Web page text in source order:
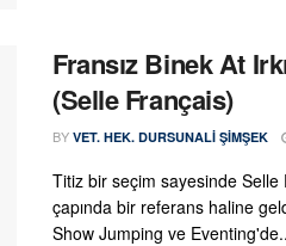
Fransız Binek At
(Selle Français)
BY VET. HEK. DURSUNALI ŞIMŞEK
Titiz bir seçim sayesinde Selle
çapında bir referans haline
Show Jumping ve